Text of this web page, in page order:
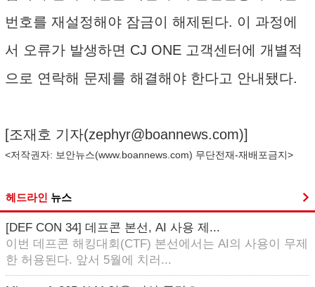
번호를 재설정해야 잠금이 해제된다. 이 과정에
서 오류가 발생하면 CJ ONE 고객센터에 개별적
으로 연락해 문제를 해결해야 한다고 안내됐다.
[조재호 기자(zephyr@boannews.com)]
<저작권자: 보안뉴스(www.boannews.com) 무단전재-재배포금지>
헤드라인 뉴스
[DEF CON 34] 데프콘 본선, AI 사용 제...
이번 데프콘 해킹대회(CTF) 본선에서는 AI의 사용이 무제
한 허용된다. 앞서 5월에 치러...